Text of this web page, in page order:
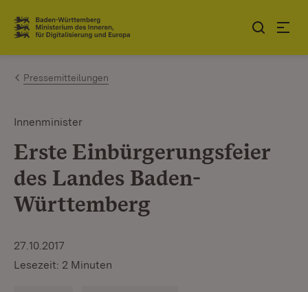
Zum Inhalt springen
Link zur Startseite
Pressemitteilungen
Innenminister
Erste Einbürgerungsfeier
des Landes Baden-
Württemberg
27.10.2017
Lesezeit: 2 Minuten